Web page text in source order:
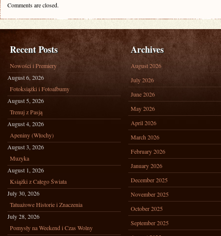
Comments are closed.
Recent Posts
Nowości i Premiery
August 6, 2026
Fotoksiążki i Fotoalbumy
August 5, 2026
Trenuj z Pasją
August 4, 2026
Apeniny (Włochy)
August 3, 2026
Muzyka
August 1, 2026
Książki z Całego Świata
July 30, 2026
Tatuażowe Historie i Znaczenia
July 28, 2026
Pomysły na Weekend i Czas Wolny
Archives
August 2026
July 2026
June 2026
May 2026
April 2026
March 2026
February 2026
January 2026
December 2025
November 2025
October 2025
September 2025